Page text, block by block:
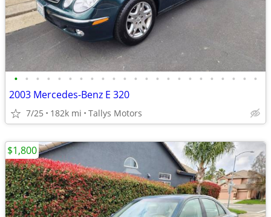
• • • • • • • • • • • • • • • • • • • • • • •
2003 Mercedes-Benz E 320
7/25 182k mi Tallys Motors
$1,800